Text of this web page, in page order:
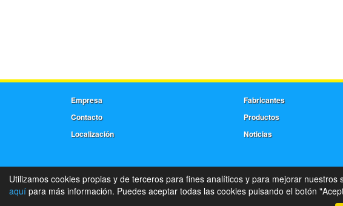
Empresa
Contacto
Localización
Fabricantes
Productos
Noticias
Utilizamos cookies propias y de terceros para fines analíticos y para mejorar
aquí para más información. Puedes aceptar todas las cookies pulsando el botón